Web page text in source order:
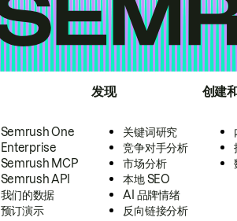
Semrush One
Enterprise
Semrush MCP
Semrush API
我们的数据
预订演示
发现
关键词研究
竞争对手分析
市场分析
本地 SEO
AI 品牌情绪
反向链接分析
创建